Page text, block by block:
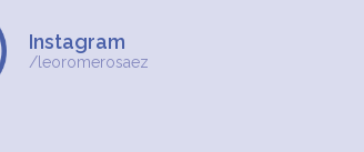
Instagram
/leoromerosaez